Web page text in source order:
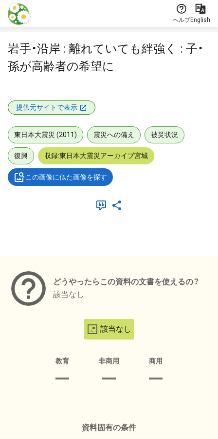
本文に飛ぶ
ヘルプEnglish
岩手・沿岸 : 離れていても絆強く : 子・
孫が高齢者の希望に
提供元サイトで表示
東日本大震災 (2011) 震災への備え 被災状況
復興 収録:東日本大震災アーカイブ宮城
この画像に似た画像を探す
どうやったらこの資料の文書を使えるの？
該当なし
該当なし
教育 非商用 商用
資料固有の条件